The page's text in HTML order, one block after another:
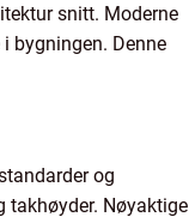
snitt. Moderne
bygningen. Denne
og
takhøyder. Nøyaktige